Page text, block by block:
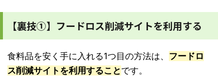
【裏技①】フードロス削減サイトを利用する
食料品を安く手に入れる1つ目の方法は、 フードロ
ス削減サイトを利用することです。